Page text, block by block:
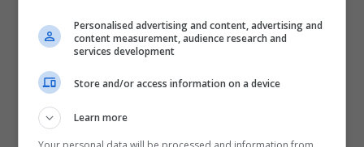
Personalised advertising and content, advertising and
content measurement, audience research and
services development
Store and/or access information on a device
Learn more